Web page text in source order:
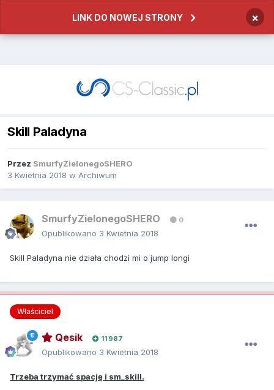
LINK DO NOWEJ STRONY ×
Skill Paladyna
Przez SmurfyZielonegoSHERO
3 Kwietnia 2018 w Archiwum
SmurfyZielonegoSHERO 0
Opublikowano 3 Kwietnia 2018
Skill Paladyna nie działa chodzi mi o jump longi
Właściciel
Qesik 11 987
Opublikowano 3 Kwietnia 2018
Trzeba trzymać spację i sm_skill.